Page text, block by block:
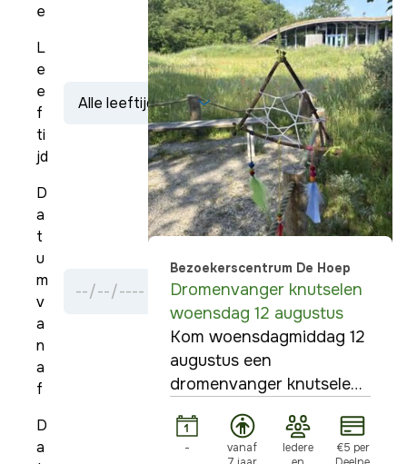
e
L
e
e
f
ti
jd
D
a
t
u
m
v
a
n
a
f
D
a
Bezoekerscentrum De Hoep
Dromenvanger knutselen
woensdag 12 augustus
Kom woensdagmiddag 12
augustus een
dromenvanger knutselen
-
vanaf
Iedere
€5 per